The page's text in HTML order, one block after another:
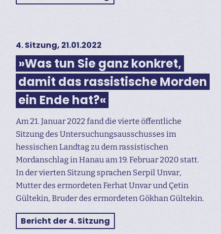
4. Sitzung, 21.01.2022
»Was tun Sie ganz konkret,
damit das rassistische Morden
ein Ende hat?«
Am 21. Januar 2022 fand die vierte öffentliche
Sitzung des Untersuchungs­ausschusses im
hessischen Landtag zu dem rassistischen
Mordanschlag in Hanau am 19. Februar 2020 statt.
In der vierten Sitzung sprachen Serpil Unvar,
Mutter des ermordeten Ferhat Unvar und Çetin
Gültekin, Bruder des ermordeten Gökhan Gültekin.
Bericht der 4. Sitzung